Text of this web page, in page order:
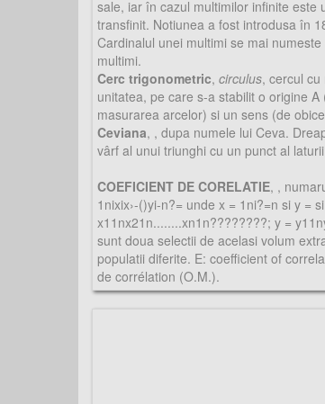
sale, iar în cazul multimilor infinite este
transfinit. Notiunea a fost introdusa în
Cardinalul unei multimi se mai
multimi.
Cerc trigonometric, circulus, cercul cu
unitatea, pe care s-a stabilit o origine
masurarea arcelor) si un sens (de
Ceviana, , dupa numele lui Ceva.
vârf al unui triunghi cu un punct al
COEFICIENT DE CORELATIE, ,
1nixix›-()yi-n?= unde x = 1ni?=n si y =
x11nx21n........xn1n????????; y =
sunt doua selectii de acelasi volum
populatii diferite. E: coefficient of
de corrélation (O.M.).